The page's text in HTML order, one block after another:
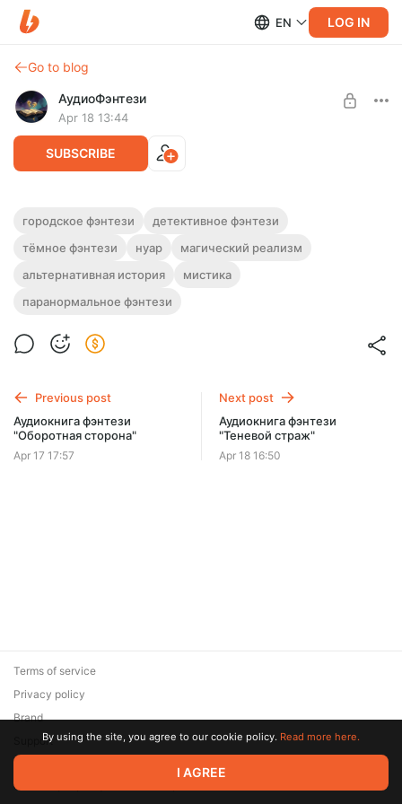
EN LOG IN
Go to blog
АудиоФэнтези
Apr 18 13:44
SUBSCRIBE
Аудиокнига фэнтези "Некроблюз"
Полная версия.
рекламы и любых ограничений!
Level required:
UNLOCK WITH DISCOUNT
Offer ends 08 August.
городское фэнтези
детективное фэнтези
тёмное фэнтези
нуар
магический реализм
альтернативная история
мистика
паранормальное фэнтези
Previous post
Аудиокнига фэнтези
"Оборотная сторона"
Apr 17 17:57
Next post
Аудиокнига фэнтези
"Теневой страж"
Apr 18 16:50
© 2026 Zaya Solutions Limited. All rights reserved. All trademarks
are the property of their respective owners.
Terms of service
Privacy policy
Brand
SupportBy using the site, you agree to our cookie policy. Read more here.
I AGREE